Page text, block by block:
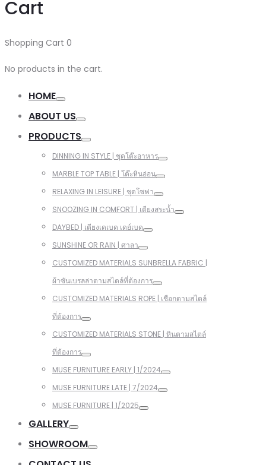
Cart
Shopping Cart 0
No products in the cart.
HOME
ABOUT US
PRODUCTS
DINNING IN STYLE | ชุดโต๊ะอาหาร
MARBLE TOP TABLE | โต๊ะหินอ่อน
RELAXING IN LEISURE | ชุดโซฟา
SNOOZING IN COMFORT | เตียงสระน้ำ
DAYBED | เตียงเดเบด เดย์เบด
SUNSHINE OR RAIN | ศาลา
CUSTOMIZED MATERIALS SUNBRELLA FABRIC |
ผ้าซันเบรลล่าตามสไตล์ที่ต้องการ
CUSTOMIZED MATERIALS ROPE | เชือกตามสไตล์
ที่ต้องการ
CUSTOMIZED MATERIALS STONE | หินตามสไตล์
ที่ต้องการ
MUSE FURNITURE EARLY | 1/2024
MUSE FURNITURE LATE | 7/2024
MUSE FURNITURE | 1/2025
GALLERY
SHOWROOM